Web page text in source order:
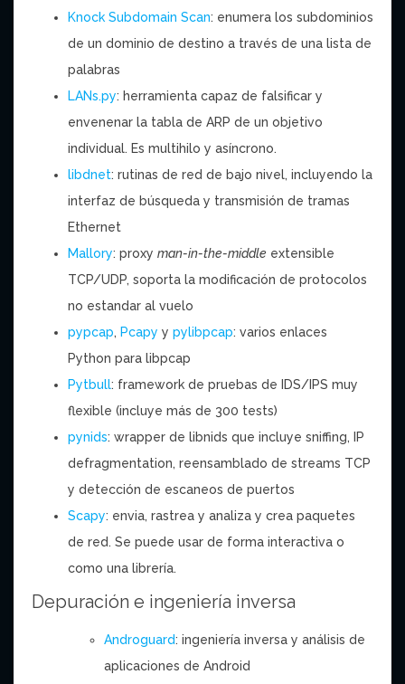
Knock Subdomain Scan: enumera los subdominios
de un dominio de destino a través de una lista de
palabras
LANs.py: herramienta capaz de falsificar y
envenenar la tabla de ARP de un objetivo
individual. Es multihilo y asíncrono.
libdnet: rutinas de red de bajo nivel, incluyendo la
interfaz de búsqueda y transmisión de tramas
Ethernet
Mallory: proxy man-in-the-middle extensible
TCP/UDP, soporta la modificación de protocolos
no estandar al vuelo
pypcap, Pcapy y pylibpcap: varios enlaces
Python para libpcap
Pytbull: framework de pruebas de IDS/IPS muy
flexible (incluye más de 300 tests)
pynids: wrapper de libnids que incluye sniffing, IP
defragmentation, reensamblado de streams TCP
y detección de escaneos de puertos
Scapy: envia, rastrea y analiza y crea paquetes
de red. Se puede usar de forma interactiva o
como una librería.
Depuración e ingeniería inversa
Androguard: ingeniería inversa y análisis de
aplicaciones de Android